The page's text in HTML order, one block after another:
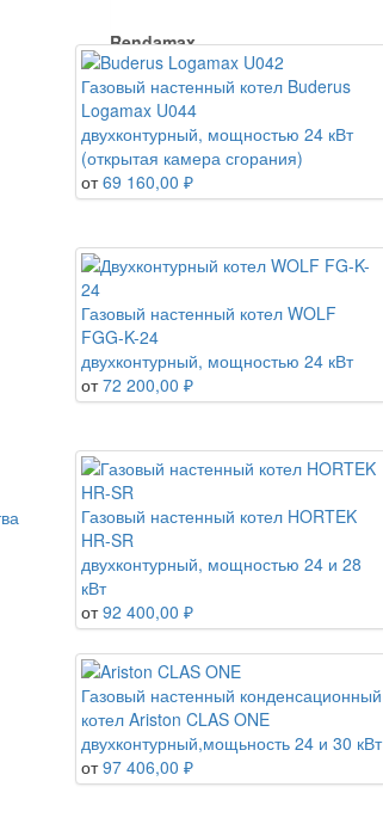
Rendamax
Wolf
Газовый настенный котел Buderus
Logamax U044
двухконтурный, мощностью 24 кВт
(открытая камера сгорания)
от 69 160,00 ₽
Газовый настенный котел WOLF
FGG-K-24
двухконтурный, мощностью 24 кВт
от 72 200,00 ₽
Газовый настенный котел HORTEK
HR-SR
двухконтурный, мощностью 24 и 28
кВт
от 92 400,00 ₽
Газовый настенный конденсационный
котел Ariston CLAS ONE
двухконтурный,мощьность 24 и 30 кВт
от 97 406,00 ₽